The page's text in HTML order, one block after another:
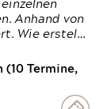
Anhand von
Wie erstel…
(10 Termine,